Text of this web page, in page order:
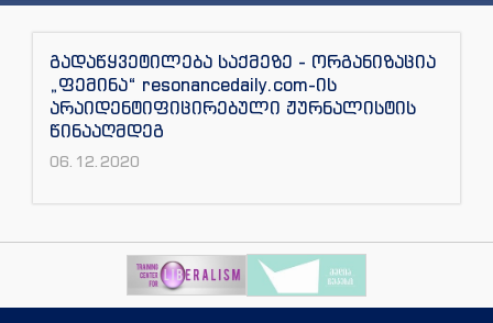
გადაწყვეტილება საქმეზე - ორგანიზაცია
„ფემინა“ resonancedaily.com-ის
არაიდენტიფიცირებული ჟურნალისტის
წინააღმდეგ
06.12.2020